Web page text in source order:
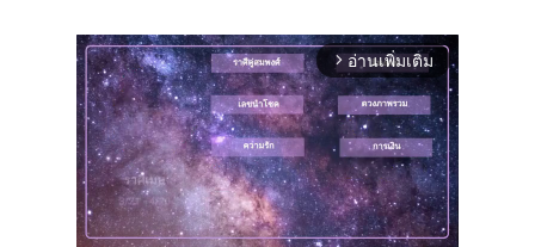
arrow_forward_ios อ่านเพิ่มเติม